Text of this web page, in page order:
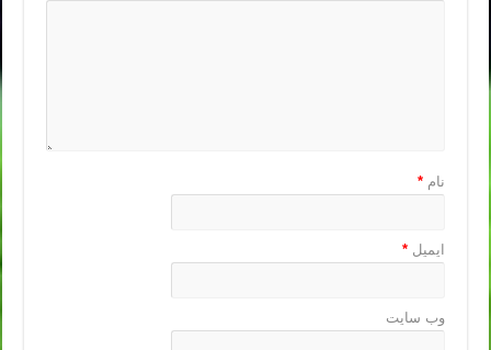
نام*
ایمیل*
وب‌ سایت